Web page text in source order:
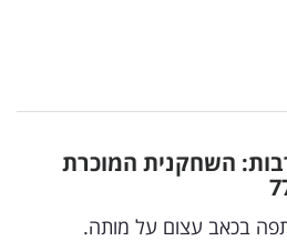
השחקנית המוכרת
בכאב עצום על מותה.